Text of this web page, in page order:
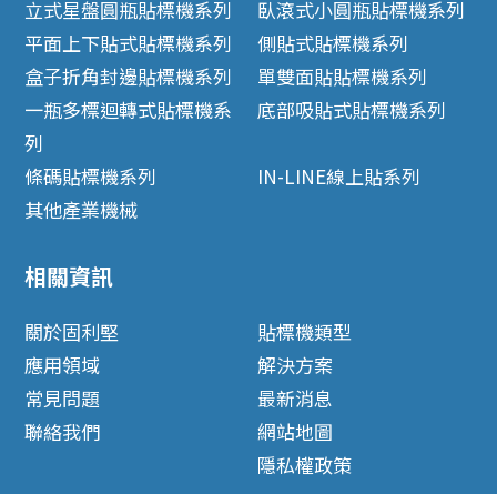
立式星盤圓瓶貼標機系列
臥滾式小圓瓶貼標機系列
平面上下貼式貼標機系列
側貼式貼標機系列
盒子折角封邊貼標機系列
單雙面貼貼標機系列
一瓶多標迴轉式貼標機系
列
底部吸貼式貼標機系列
條碼貼標機系列
IN-LINE線上貼系列
其他產業機械
相關資訊
關於固利堅
貼標機類型
應用領域
解決方案
常見問題
最新消息
聯絡我們
網站地圖
隱私權政策